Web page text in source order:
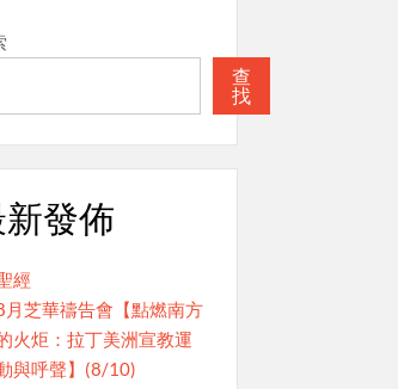
查
找
發佈
經
月芝華禱告會【點燃南方
火炬：拉丁美洲宣教運
與呼聲】(8/10)